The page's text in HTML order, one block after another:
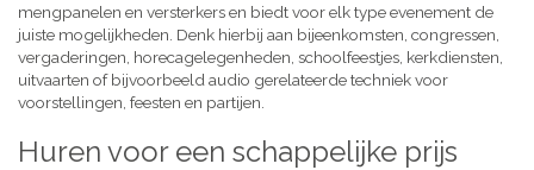
mengpanelen en versterkers en biedt voor elk type evenement de
juiste mogelijkheden. Denk hierbij aan bijeenkomsten, congressen,
vergaderingen, horecagelegenheden, schoolfeestjes, kerkdiensten,
uitvaarten of bijvoorbeeld audio gerelateerde techniek voor
voorstellingen, feesten en partijen.
Huren voor een schappelijke prijs